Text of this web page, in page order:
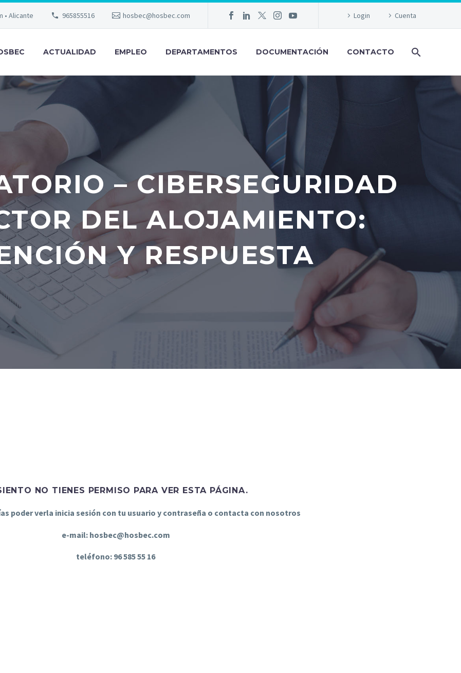
• Alicante 965855516 hosbec@hosbec.com Login Cuenta
ACTUALIDAD EMPLEO DEPARTAMENTOS DOCUMENTACIÓN CONTACTO
– CIBERSEGURIDAD
DEL ALOJAMIENTO:
Y RESPUESTA
NO TIENES PERMISO PARA VER ESTA PÁGINA.
poder verla inicia sesión con tu usuario y contraseña o contacta con nosotros
e-mail: hosbec@hosbec.com
teléfono: 96 585 55 16